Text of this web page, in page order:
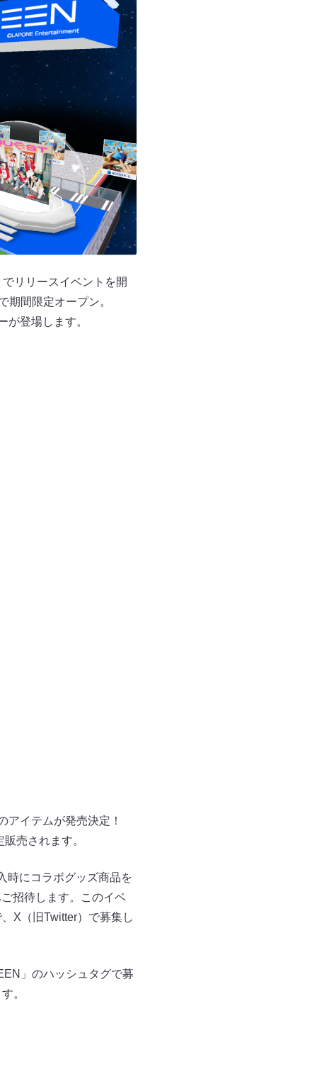
リリースイベントを開
間限定オープン。
登場します。
アイテムが発売決定！
売されます。
時にコラボグッズ商品を
招待します。このイベ
X（旧Twitter）で募集し
」のハッシュタグで募
。